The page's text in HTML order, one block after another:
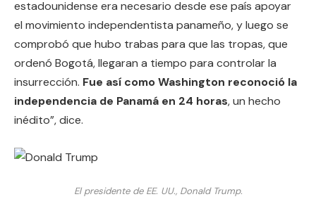
estadounidense era necesario desde ese país apoyar
el movimiento independentista panameño, y luego se
comprobó que hubo trabas para que las tropas, que
ordenó Bogotá, llegaran a tiempo para controlar la
insurrección. Fue así como Washington reconoció la
independencia de Panamá en 24 horas, un hecho
inédito”, dice.
El presidente de EE. UU., Donald Trump.